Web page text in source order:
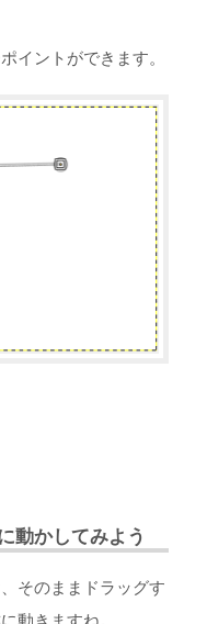
イントができます。
動かしてみよう
そのままドラッグす